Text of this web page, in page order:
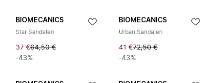
BIOMECANICS
Star Sandalen
37 €64,50 €
-43%
BIOMECANICS
Urban Sandalen
41 €72,50 €
-43%